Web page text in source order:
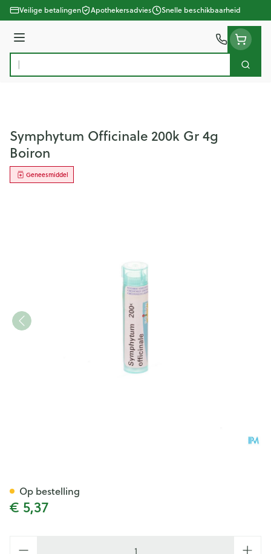
Ga naar de inhoud
Veilige betalingen Apothekersadvies Snelle beschikbaarheid
Menu
Product, merk, categorie...
Zoek
Symphytum Officinale 200k Gr 4g
Boiron
Geneesmiddel
€ 5,37
Op bestelling